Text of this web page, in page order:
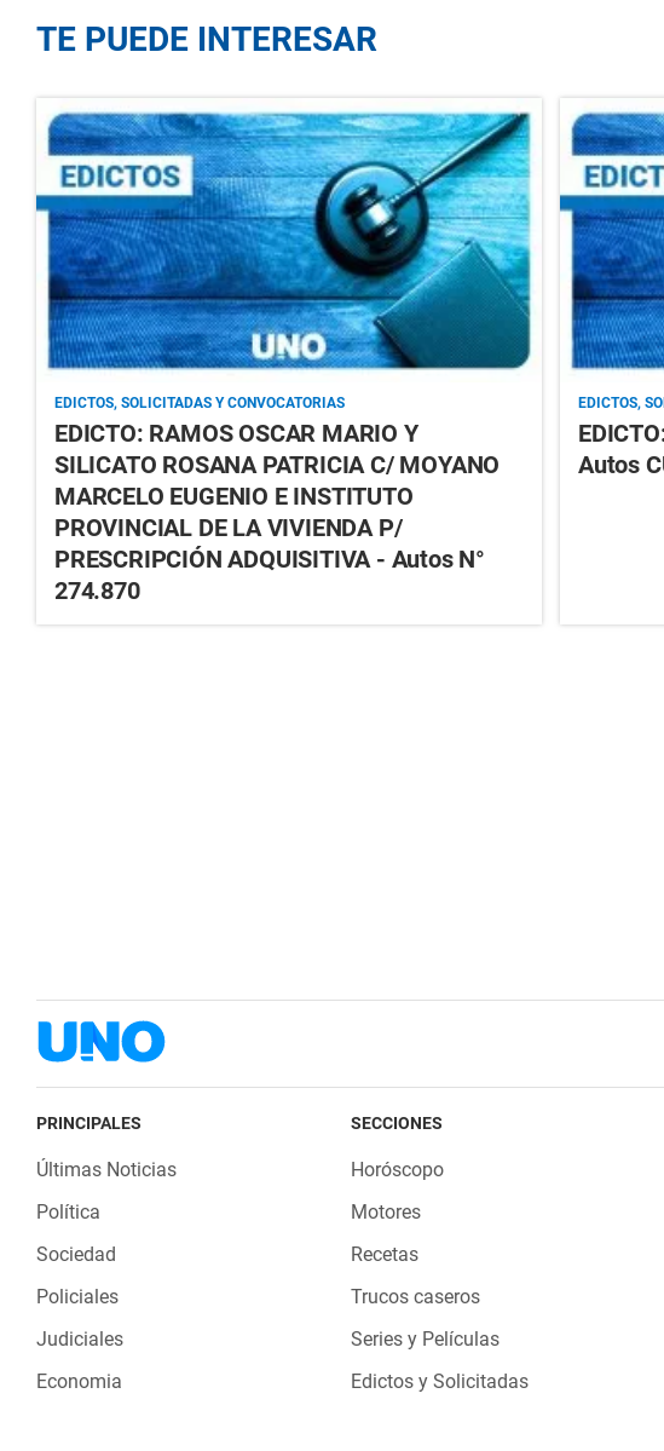
TE PUEDE INTERESAR
EDICTOS, SOLICITADAS Y CONVOCATORIAS
EDICTO: RAMOS OSCAR MARIO Y
SILICATO ROSANA PATRICIA C/ MOYANO
MARCELO EUGENIO E INSTITUTO
PROVINCIAL DE LA VIVIENDA P/
PRESCRIPCIÓN ADQUISITIVA - Autos N°
274.870
EDICTOS,
Autos
PRINCIPALES
Últimas Noticias
Política
Sociedad
Policiales
Judiciales
Economia
SECCIONES
Horóscopo
Motores
Recetas
Trucos caseros
Series y Películas
Edictos y Solicitadas